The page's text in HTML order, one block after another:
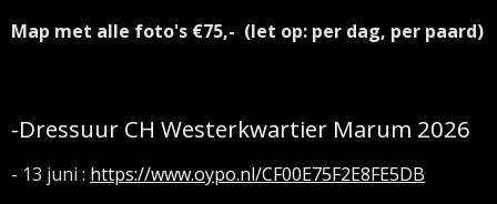
Map met alle foto's €75,- (let op: per dag, per paard)
-Dressuur CH Westerkwartier Marum 2026
- 13 juni : https://www.oypo.nl/CF00E75F2E8FE5DB